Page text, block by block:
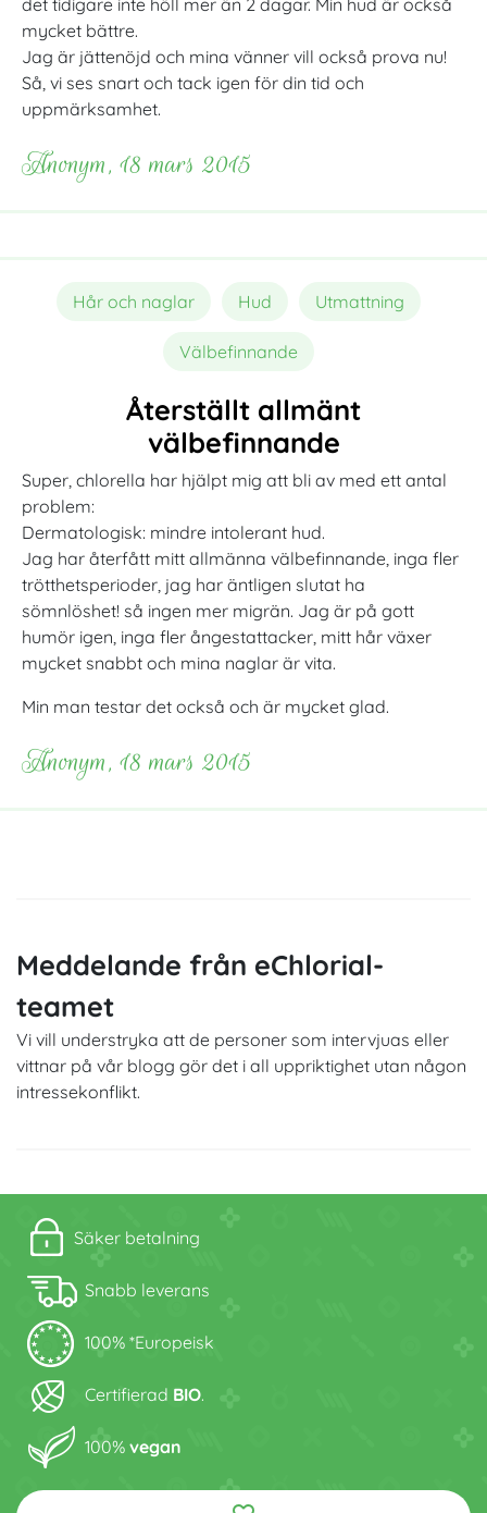
mycket bättre.
Jag är jättenöjd och mina vänner vill också prova nu!
Så, vi ses snart och tack igen för din tid och
uppmärksamhet.
Anonym, 18 mars 2015
Hår och naglar Hud Utmattning
Välbefinnande
Återställt allmänt
välbefinnande
Super, chlorella har hjälpt mig att bli av med ett antal
problem:
Dermatologisk: mindre intolerant hud.
Jag har återfått mitt allmänna välbefinnande, inga fler
trötthetsperioder, jag har äntligen slutat ha
sömnlöshet! så ingen mer migrän. Jag är på gott
humör igen, inga fler ångestattacker, mitt hår växer
mycket snabbt och mina naglar är vita.
Min man testar det också och är mycket glad.
Anonym, 18 mars 2015
Meddelande från eChlorial-
teamet
Vi vill understryka att de personer som intervjuas eller
vittnar på vår blogg gör det i all uppriktighet utan någon
intressekonflikt.
Säker betalning
Snabb leverans
100% *Europeisk
Certifierad BIO.
100% vegan